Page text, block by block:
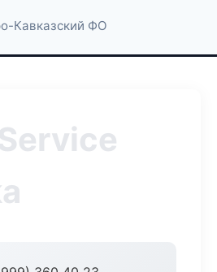
Кавказский ФО